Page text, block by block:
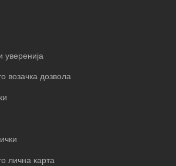
уверенија
возачка дозвола
лична карта